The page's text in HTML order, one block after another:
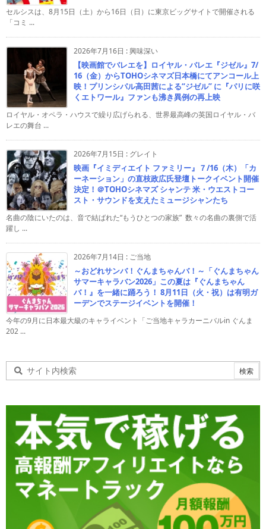
セルシスは、8月15日（土）から16日（日）に東京ビッグサイトで開催される
「コミ ...
2026年7月16日 :興味深い
【映画館でバレエを】ロイヤル・バレエ『ジゼル』7/
16（金）からTOHOシネマズ日本橋にてアンコール上
映！プリンシパル高田茜による“ジゼル” に『パリに咲
くエトワール』ファンも沸き異例の再上映
ロイヤル・オペラ・ハウスで繰り広げられる、世界最高峰の英国ロイヤル・バ
レエの舞台 ...
2026年7月15日 : グレイト
映画『イミディエイト ファミリー』７/16（木）「カ
ーネーション」の直枝政広氏登壇トークイベント開催
決定！＠TOHOシネマズ シャンテ 米・ウエストコー
スト・サウンドを支えたミュージシャンたち
名曲の陰にいたのは、音で結ばれた“もうひとつの家族” 数々の名曲の裏側で活
躍し ...
2026年7月14日 : ご当地
～おどれサンバ！ぐんまちゃんバ！～「ぐんまちゃん
サマーキャラバン2026」この夏は『ぐんまちゃん
バ！』を一緒に踊ろう！ 8月11日（火・祝）は有明ガ
ーデンでステージイベントを開催！
今年の9月に日本最大級のキャライベント「ご当地キャラカーニバルin ぐんま
202 ...